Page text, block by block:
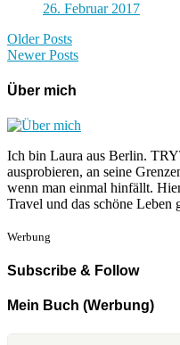
26. Februar 2017
Older Posts
Newer Posts
Über mich
Ich bin Laura aus Berlin.
ausprobieren, an seine
wenn man einmal hinfällt.
Travel und das schöne Leben
Werbung
Subscribe & Follow
Mein Buch (Werbung)